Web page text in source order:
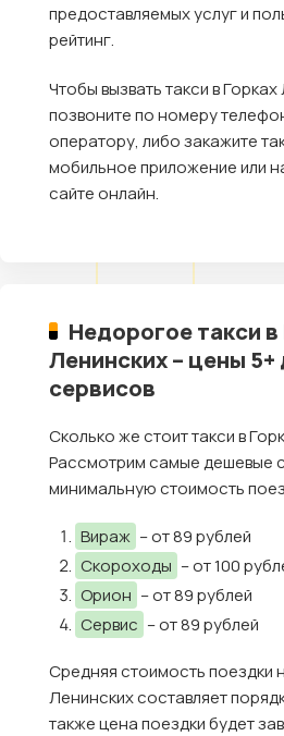
предоставляемых услуг и
рейтинг.
Чтобы вызвать такси в
позвоните по номеру
оператору, либо закажите
мобильное приложение или
сайте онлайн.
Недорогое такси в
Ленинских – цены
сервисов
Сколько же стоит такси в
Рассмотрим самые дешевые
минимальную стоимость
Вираж – от 89 рублей
Скороходы – от 100
Орион – от 89 рублей
Сервис – от 89 рублей
Средняя стоимость поездки
Ленинских составляет
также цена поездки будет